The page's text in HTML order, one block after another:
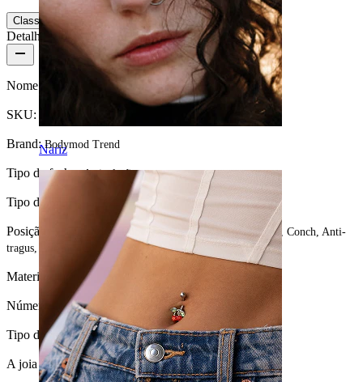
Nariz
Classificação
Detalhes do produto
Nome: Argola articulada com corrente
SKU:
Brand:Bodymod Trend
Tipo de fecho:Articulação
Tipo de joia:
Posição:
Tragus, Rook, Lóbulo, Helix, Sobrancelha, Daith, Conch, Anti-
tragus, Anti-helix
Material: Titânio
Número de unidades:
Tipo de revestimento:Revestimento em PVD
A joia é revestida?:Sim, completamente